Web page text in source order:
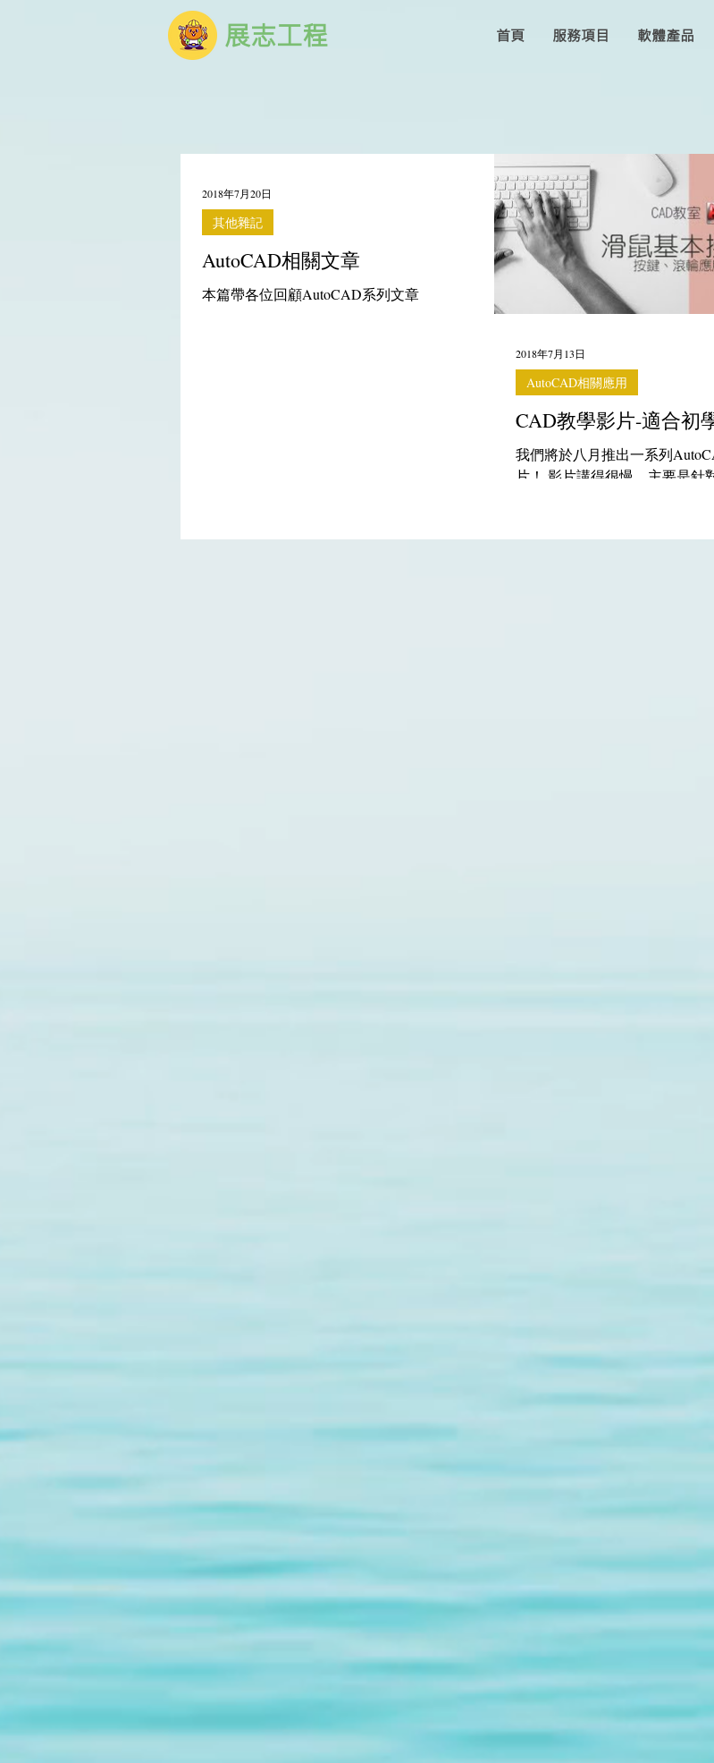
展志工程 首頁 服務項目 軟體產品
AutoCAD相關文章
本篇帶各位回顧AutoCAD系列文章
其他雜記
2018年7月20日
CAD教學影片-適合初
我們將於八月推出一系列
片！ 影片講得很慢，主要是針
AutoCAD相關應用
2018年7月13日